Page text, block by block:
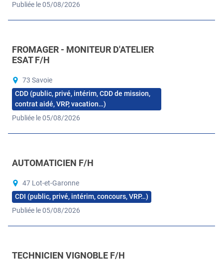
Publiée le 05/08/2026
FROMAGER - MONITEUR D'ATELIER
ESAT F/H
73 Savoie
CDD (public, privé, intérim, CDD de mission,
contrat aidé, VRP, vacation…)
Publiée le 05/08/2026
AUTOMATICIEN F/H
47 Lot-et-Garonne
CDI (public, privé, intérim, concours, VRP…)
Publiée le 05/08/2026
TECHNICIEN VIGNOBLE F/H